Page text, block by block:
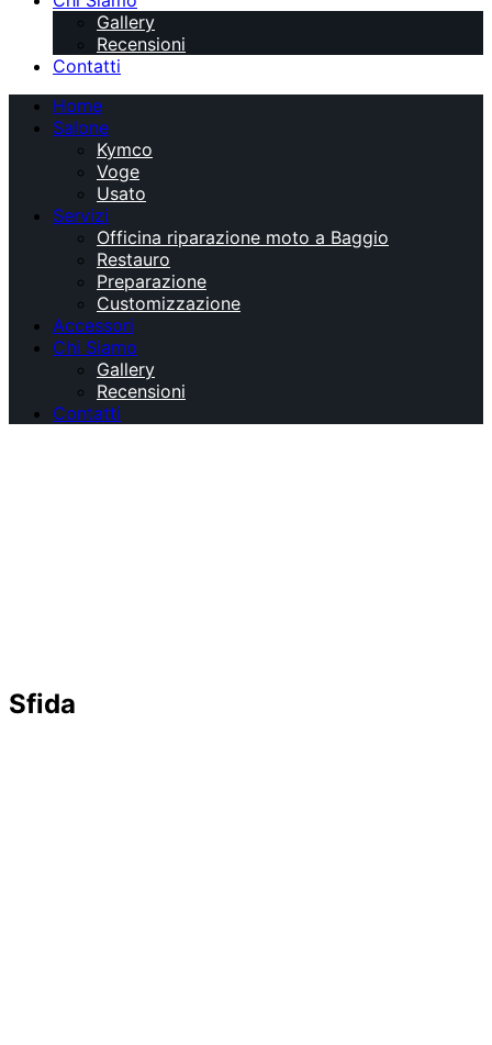
Gallery
Recensioni
Contatti
Home
Salone
Kymco
Voge
Usato
Servizi
Officina riparazione moto a Baggio
Restauro
Preparazione
Customizzazione
Accessori
Chi Siamo
Gallery
Recensioni
Contatti
Sfida